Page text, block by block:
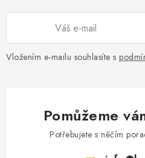
Vložením e-mailu souhlasíte s
Pomůžeme
Potřebujete s něčím